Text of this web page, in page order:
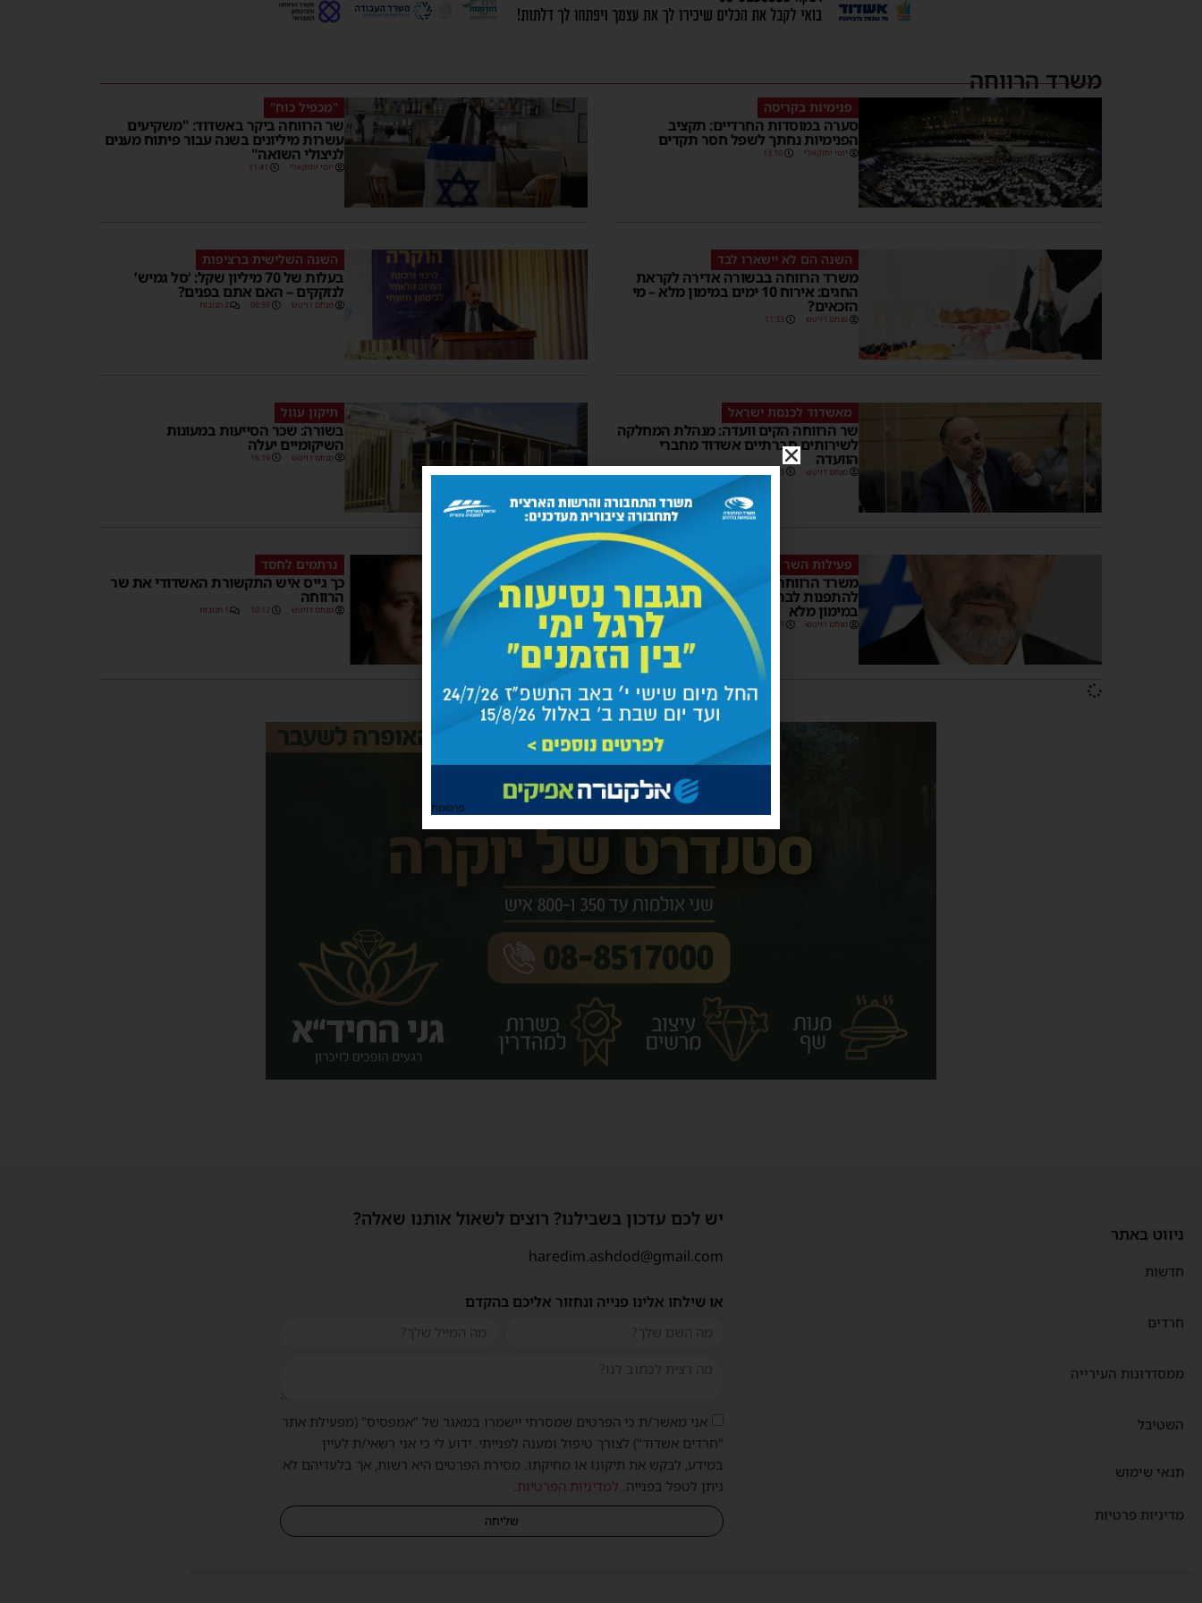
משרד הרווחה
פנימיות בקריסה
סערה במוסדות החרדיים: תקציב
הפנימיות נחתך לשפל חסר תקדים
יוסי יחזקאלי 13:10
"מכפיל כוח"
שר הרווחה ביקר באשדוד: "משקיעים
עשרות מיליונים בשנה עבור פיתוח מענים
לניצולי השואה"
יוסי יחזקאלי 11:41
השנה הם לא יישארו לבד
משרד הרווחה בבשורה אדירה לקראת
החגים: אירוח 10 ימים במימון מלא – מי
הזכאים?
מנחם דויטש 11:33
השנה השלישית ברציפות
בעלות של 70 מיליון שקל: ‘סל גמיש’
לנזקקים – האם אתם בפנים?
מנחם דויטש 08:59 2 תגובות
מאשדוד לכנסת ישראל
שר הרווחה הקים וועדה: מנהלת המחלקה
לשירותים חברתיים אשדוד מחברי
הוועדה
מנחם דויטש 11:53
תיקון עוול
בשורה: שכר הסייעות במעונות
השיקומיים יעלה
מנחם דויטש 16:19
פעילות השר מרגי
משרד הרווחה יאפשר לאזרחים ותיקים
להתפנות לבתי האבות ברחבי הארץ
במימון מלא
מנחם דויטש 15:57
נרתמים לחסד
כך גייס איש התקשורת האשדודי את שר
הרווחה
מנחם דויטש 10:12 1 תגובות
ניווט באתר
חדשות
חרדים
ממסדרונות העירייה
השטיבל
תנאי שימוש
מדיניות פרטיות
יש לכם עדכון בשבילנו? רוצים לשאול אותנו שאלה?
haredim.ashdod@gmail.com
או שילחו אלינו פנייה ונחזור אליכם בהקדם
אני מאשר/ת כי הפרטים שמסרתי יישמרו במאגר של "אמפסיס" (מפעילת אתר
"חרדים אשדוד") לצורך טיפול ומענה לפנייתי. ידוע לי כי אני רשאי/ת לעיין
במידע, לבקש את תיקונו או מחיקתו. מסירת הפרטים היא רשות, אך בלעדיהם לא
ניתן לטפל בפנייה. למדיניות הפרטיות.
שליחה
פרסומת